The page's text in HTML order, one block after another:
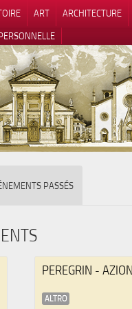
ART ARCHITECTURE
PASSÉS
PEREGRIN -
ALTRO
Notification lors